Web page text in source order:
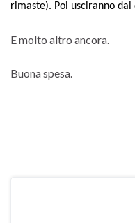
rimaste). Poi usciranno dal
E molto altro ancora.
Buona spesa.